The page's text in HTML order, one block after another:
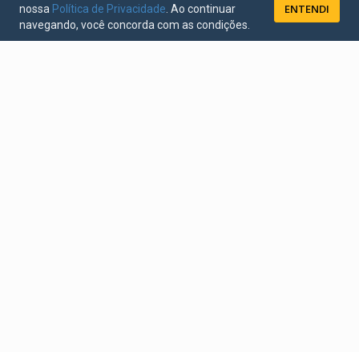
nossa Política de Privacidade . Ao continuar
navegando, você concorda com as condições.
ENTENDI